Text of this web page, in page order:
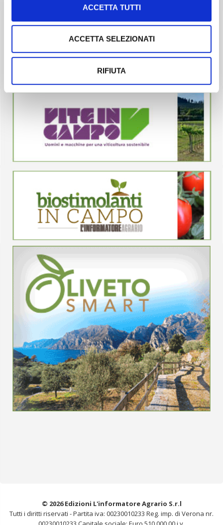
ACCETTA TUTTI
ACCETTA SELEZIONATI
RIFIUTA
© 2026 Edizioni L'informatore Agrario S.r.l
Tutti i diritti riservati -Partita iva: 00230010233 Reg. imp. di Verona nr.